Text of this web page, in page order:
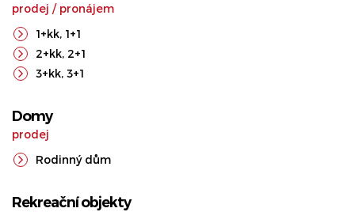
prodej / pronájem
1+kk, 1+1
2+kk, 2+1
3+kk, 3+1
Domy
prodej
Rodinný dům
Rekreační objekty